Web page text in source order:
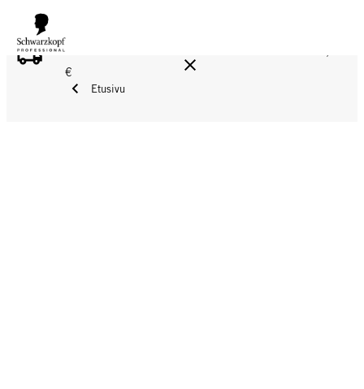
ILMAINEN TOIMITUS YLI 160 € TILAUKSIIN!
€
Etusivu